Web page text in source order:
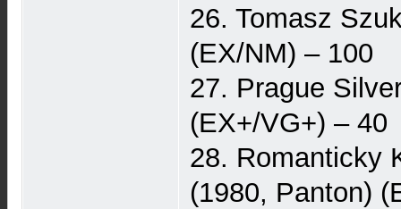
26. Tomasz
(EX/NM) – 100
27. Prague
(EX+/VG+) – 40
28. Romanticky
(1980, Panton)